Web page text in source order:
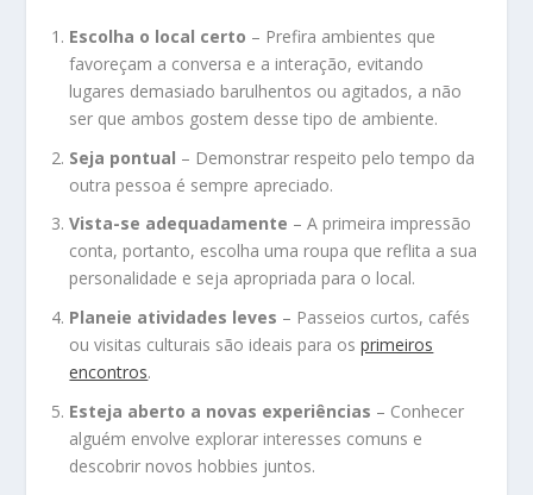
Escolha o local certo – Prefira ambientes que
favoreçam a conversa e a interação, evitando
lugares demasiado barulhentos ou agitados, a não
ser que ambos gostem desse tipo de ambiente.
Seja pontual – Demonstrar respeito pelo tempo da
outra pessoa é sempre apreciado.
Vista-se adequadamente – A primeira impressão
conta, portanto, escolha uma roupa que reflita a sua
personalidade e seja apropriada para o local.
Planeie atividades leves – Passeios curtos, cafés
ou visitas culturais são ideais para osprimeiros
encontros.
Esteja aberto a novas experiências – Conhecer
alguém envolve explorar interesses comuns e
descobrir novos hobbies juntos.